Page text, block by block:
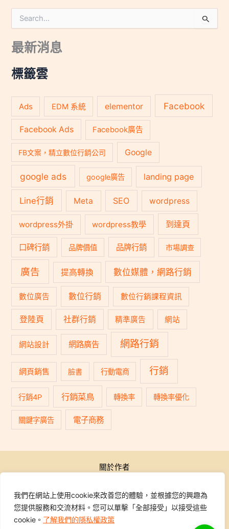
我們在網站上使用cookie來改善您的體驗，並根據您的興趣為
您提供服務和交流材料。您可以單擊「全部接受」以接受這些
cookie。 了解我們的隱私權政策
尋
鍵
:
最新消息
標籤雲
Ads EDM 系統 elementor Facebook
Facebook Ads Facebook廣告
FB文案，精立數位行銷公司 Google
google ads google廣告 landing page
Line行銷 Meta SEO wordpress
wordpress外掛 wordpress教學 到達頁
口碑行銷 品牌價值 品牌行銷 市場調查
廣告 提高轉換 數位媒體，網路行銷
數位廣告 數位行銷 數位行銷課程資訊
登陸頁 社群行銷 精準廣告 網站
網站設計 網路廣告 網路行銷
網頁銷售 臉書 行動電商 行銷
行銷4P 行銷菜鳥 轉換率 轉換率優化
關鍵字廣告 電子商務
關於作者
行銷學院
課程報名
學員專區